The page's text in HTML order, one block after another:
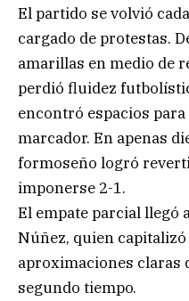
El partido se volvió
cargado de protestas.
amarillas en medio de
perdió fluidez
encontró espacios
marcador. En apenas
formoseño logró
imponerse 2-1.
El empate parcial llegó
Núñez, quien
aproximaciones claras
segundo tiempo.